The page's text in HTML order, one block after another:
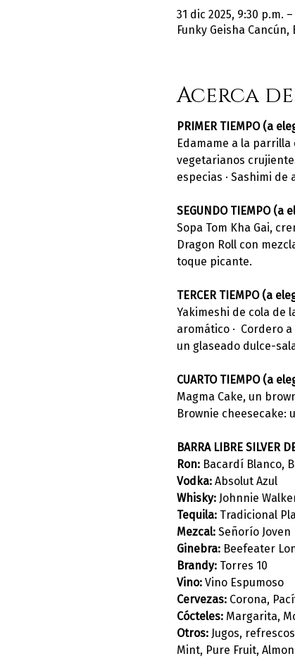
31 dic 2025, 9:30 p.m.
Funky Geisha
Acerca
PRIMER TIEMPO (a
Edamame a la parrilla
vegetarianos
especias · Sashimi
SEGUNDO TIEMPO (a
Sopa Tom Kha Gai,
Dragon Roll con
toque picante.
TERCER TIEMPO (a
Yakimeshi de cola de
aromático ·  Cordero
un glaseado dulce-
CUARTO TIEMPO (a
Magma Cake, un
Brownie cheesecake:
BARRA LIBRE SILVER
Ron: Bacardí Blanco,
Vodka: Absolut Azul
Whisky: Johnnie
Tequila: Tradicional
Mezcal: Señorío Joven
Ginebra: Beefeater
Brandy: Torres 10
Vino: Vino Espumoso
Cervezas: Corona,
Cócteles: Margarita,
Otros: Jugos,
Mint, Pure Fruit,